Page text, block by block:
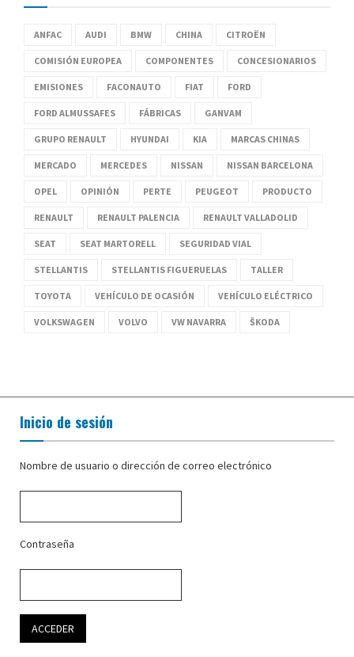
ANFAC AUDI BMW CHINA CITROËN
COMISIÓN EUROPEA COMPONENTES CONCESIONARIOS
EMISIONES FACONAUTO FIAT FORD
FORD ALMUSSAFES FÁBRICAS GANVAM
GRUPO RENAULT HYUNDAI KIA MARCAS CHINAS
MERCADO MERCEDES NISSAN NISSAN BARCELONA
OPEL OPINIÓN PERTE PEUGEOT PRODUCTO
RENAULT RENAULT PALENCIA RENAULT VALLADOLID
SEAT SEAT MARTORELL SEGURIDAD VIAL
STELLANTIS STELLANTIS FIGUERUELAS TALLER
TOYOTA VEHÍCULO DE OCASIÓN VEHÍCULO ELÉCTRICO
VOLKSWAGEN VOLVO VW NAVARRA ŠKODA
Inicio de sesión
Nombre de usuario o dirección de correo electrónico
Contraseña